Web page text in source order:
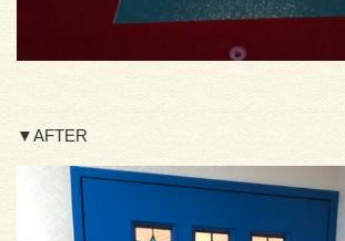
▼AFTER